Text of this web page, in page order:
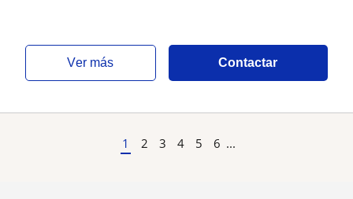
ver más Contactar
1 2 3 4 5 6 ...